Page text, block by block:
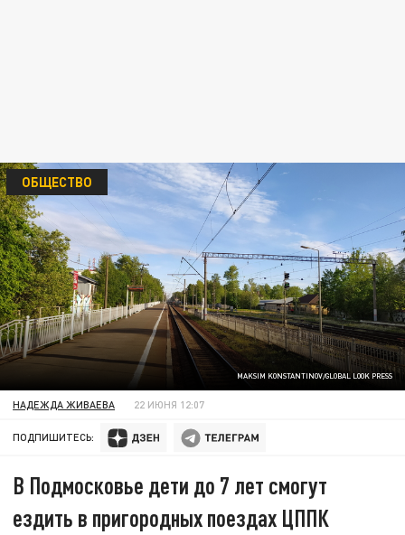
MAKSIM KONSTANTINOV/GLOBAL LOOK PRESS
ОБЩЕСТВО
НАДЕЖДА ЖИВАЕВА 22 ИЮНЯ 12:07
ПОДПИШИТЕСЬ:
В Подмосковье дети до 7 лет смогут
ездить в пригородных поездах ЦППК